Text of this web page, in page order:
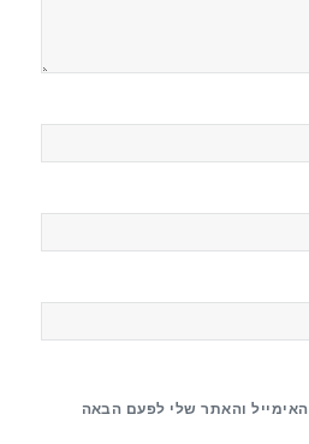
והאתר שלי לפעם הבאה